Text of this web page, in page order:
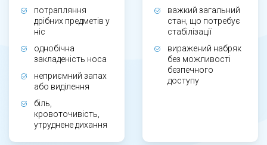
ЯК ПРОХОДИТЬ ПРОЦЕДУРА ВИДАЛЕННЯ?
Процедура займає кілька хвилин і
проводиться амбулаторно. Лікар-
отоларинголог оглядає носову порожнину, за
потреби використовує ендоскоп для точної
потрапляння
дрібних предметів у
ніс
однобічна
закладеність носа
неприємний запах
або виділення
біль,
кровоточивість,
утруднене дихання
важкий загальний
стан, що потребує
стабілізації
виражений набряк
без можливості
безпечного
доступу